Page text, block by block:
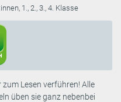
1., 2., 3., 4. Klasse
Lesen verführen! Alle
üben sie ganz nebenbei